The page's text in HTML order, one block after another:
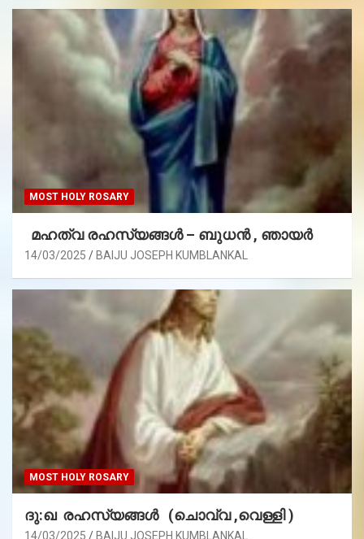
MOST HOLY ROSARY
മഹത്വ രഹസ്യങ്ങള്‍ – ബുധൻ , ഞായർ
14/03/2025 BAIJU JOSEPH KUMBLANKAL
MOST HOLY ROSARY
ദു:ഖ രഹസ്യങ്ങൾ (ചൊവ്വ ,വെള്ളി )
14/03/2025 BAIJU JOSEPH KUMBLANKAL